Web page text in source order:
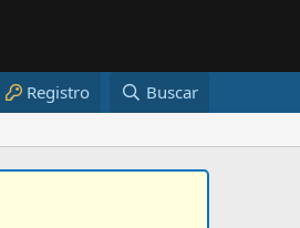
Registro Buscar